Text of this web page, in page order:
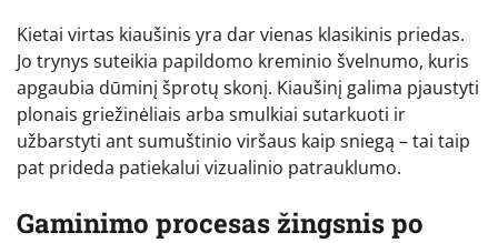
Kietai virtas kiaušinis yra dar vienas klasikinis priedas.
Jo trynys suteikia papildomo kreminio švelnumo, kuris
apgaubia dūminį šprotų skonį. Kiaušinį galima pjaustyti
plonais griežinėliais arba smulkiai sutarkuoti ir
užbarstyti ant sumuštinio viršaus kaip sniegą – tai taip
pat prideda patiekalui vizualinio patrauklumo.
Gaminimo procesas žingsnis po